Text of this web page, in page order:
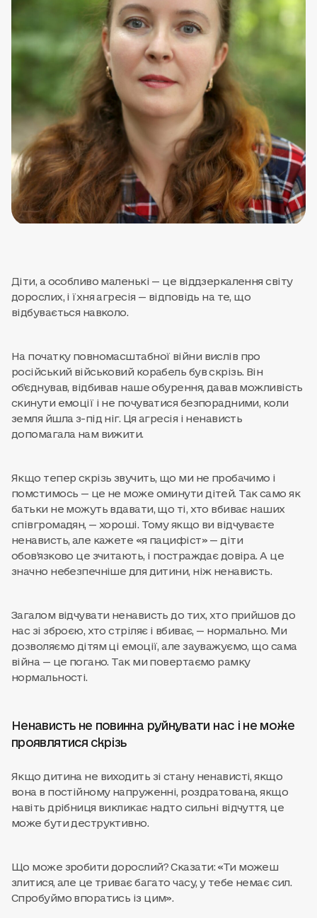
Діти, а особливо маленькі — це віддзеркалення світу
дорослих, і їхня агресія — відповідь на те, що
відбувається навколо.
На початку повномасштабної війни вислів про
російський військовий корабель був скрізь. Він
об’єднував, відбивав наше обурення, давав можливість
скинути емоції і не почуватися безпорадними, коли
земля йшла з-під ніг. Ця агресія і ненависть
допомагала нам вижити.
Якщо тепер скрізь звучить, що ми не пробачимо і
помстимось — це не може оминути дітей. Так само як
батьки не можуть вдавати, що ті, хто вбиває наших
співгромадян, — хороші. Тому якщо ви відчуваєте
ненависть, але кажете «я пацифіст» — діти
обов’язково це зчитають, і постраждає довіра. А це
значно небезпечніше для дитини, ніж ненависть.
Загалом відчувати ненависть до тих, хто прийшов до
нас зі зброєю, хто стріляє і вбиває, — нормально. Ми
дозволяємо дітям ці емоції, але зауважуємо, що сама
війна — це погано. Так ми повертаємо рамку
нормальності.
Ненависть не повинна руйнувати нас і не може
проявлятися скрізь
Якщо дитина не виходить зі стану ненависті, якщо
вона в постійному напруженні, роздратована, якщо
навіть дрібниця викликає надто сильні відчуття, це
може бути деструктивно.
Що може зробити дорослий? Сказати: «Ти можеш
злитися, але це триває багато часу, у тебе немає сил.
Спробуймо впоратись із цим».